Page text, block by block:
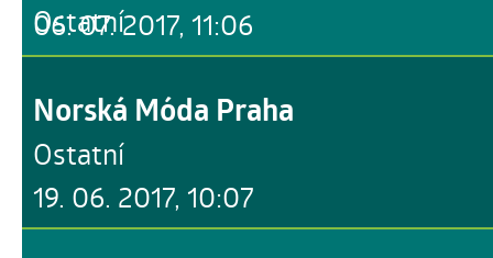
06. 07. 2017, 11:06
Ostatní
19. 06. 2017, 10:07
Norská Móda Praha
Ostatní